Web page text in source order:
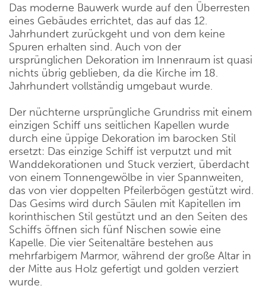
Das moderne Bauwerk wurde auf den Überresten
eines Gebäudes errichtet, das auf das 12.
Jahrhundert zurückgeht und von dem keine
Spuren erhalten sind. Auch von der
ursprünglichen Dekoration im Innenraum ist quasi
nichts übrig geblieben, da die Kirche im 18.
Jahrhundert vollständig umgebaut wurde.
Der nüchterne ursprüngliche Grundriss mit einem
einzigen Schiff uns seitlichen Kapellen wurde
durch eine üppige Dekoration im barocken Stil
ersetzt: Das einzige Schiff ist verputzt und mit
Wanddekorationen und Stuck verziert, überdacht
von einem Tonnengewölbe in vier Spannweiten,
das von vier doppelten Pfeilerbögen gestützt wird.
Das Gesims wird durch Säulen mit Kapitellen im
korinthischen Stil gestützt und an den Seiten des
Schiffs öffnen sich fünf Nischen sowie eine
Kapelle. Die vier Seitenaltäre bestehen aus
mehrfarbigem Marmor, während der große Altar in
der Mitte aus Holz gefertigt und golden verziert
wurde.